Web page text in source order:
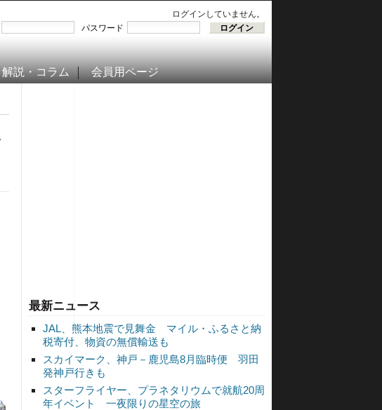
ログインしていません。
パスワード
解説・コラム 会員用ページ
最新ニュース
JAL、熊本地震で見舞金 マイル・ふるさと納
税寄付、物資の無償輸送も
スカイマーク、神戸－鹿児島8月臨時便 羽田
発神戸行きも
スターフライヤー、プラネタリウムで就航20周
年イベント 一夜限りの星空の旅